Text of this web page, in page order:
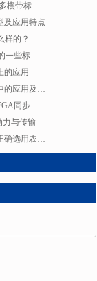
Optibelt ERB弹性多楔带标准结构及特点
及应用特点
样的？
Optibelt三角带上的一些标识含义你知道吗？
的应用
传动皮带在风机中的应用及发展趋势
德国Optibelt OMEGA同步带介绍
力与传输
五个要领教会你正确选用农机皮带